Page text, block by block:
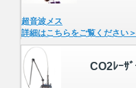
超音波メス
詳細はこちらをご覧ください
CO2ﾚｰｻﾞ